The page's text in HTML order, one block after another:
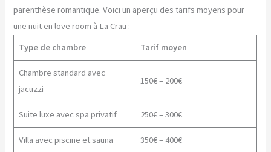
parenthèse romantique. Voici un aperçu des tarifs moyens pour
une nuit en love room à La Crau :
Type de chambre
Tarif moyen
Chambre standard avec
jacuzzi
150€ – 200€
Suite luxe avec spa privatif 250€ – 300€
Villa avec piscine et sauna 350€ – 400€